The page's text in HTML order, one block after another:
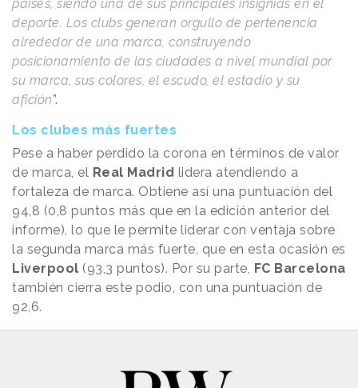
países, siendo una de sus principales insignias en el
deporte. Los clubs generan orgullo de pertenencia
alrededor de una marca, construyendo
posicionamiento de las ciudades a nivel mundial por
su marca, sus colores, el escudo, el estadio y su
afición”.
Los clubes más fuertes
Pese a haber perdido la corona en términos de valor
de marca, el Real Madrid lidera atendiendo a
fortaleza de marca. Obtiene así una puntuación del
94,8 (0,8 puntos más que en la edición anterior del
informe), lo que le permite liderar con ventaja sobre
la segunda marca más fuerte, que en esta ocasión es
Liverpool (93,3 puntos). Por su parte, FC Barcelona
también cierra este podio, con una puntuación de
92,6.